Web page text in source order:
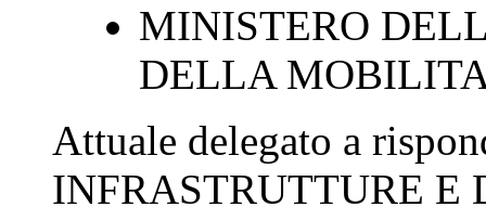
MINISTERO
DELLA
Attuale delegato a
INFRASTRUTTURE